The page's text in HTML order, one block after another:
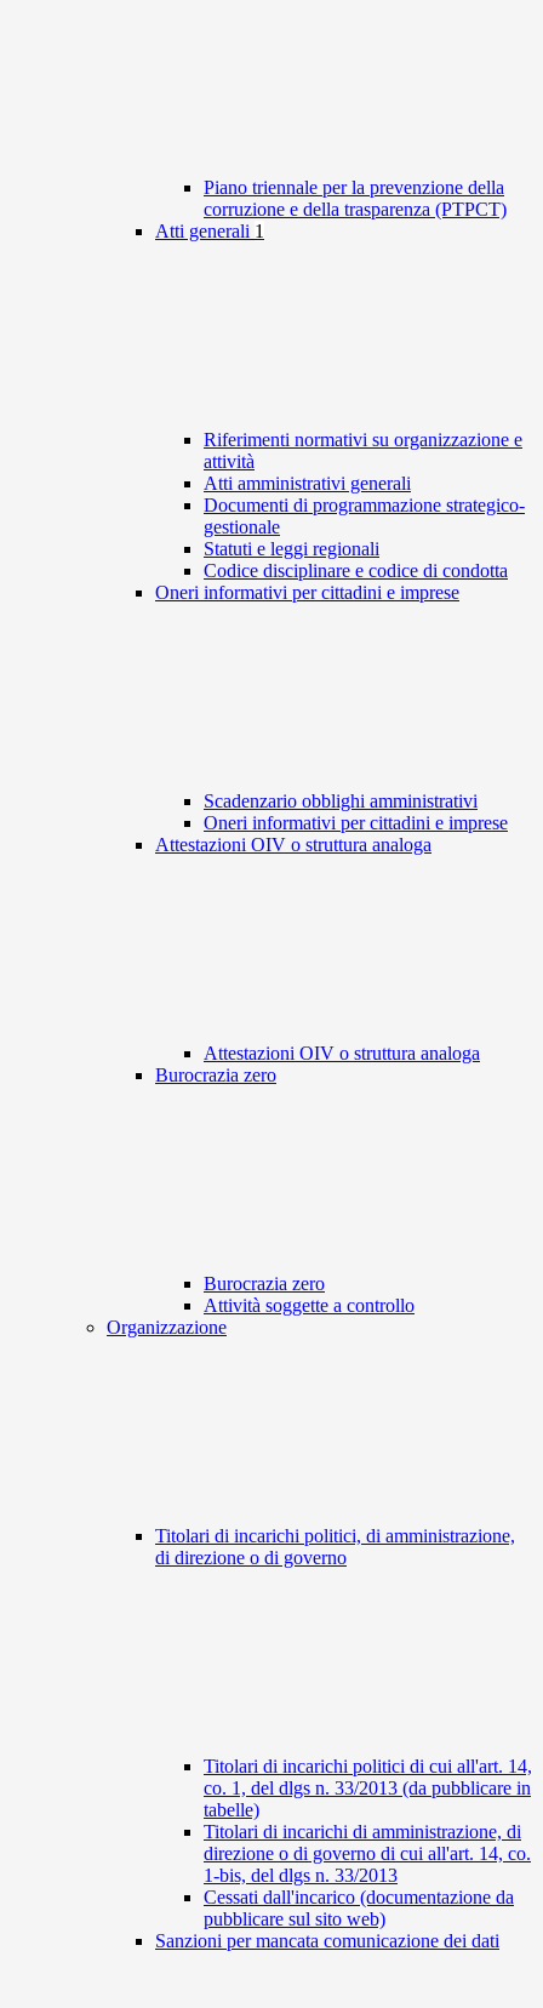
Piano triennale per la prevenzione della
corruzione e della trasparenza (PTPCT)
Atti generali 1
Riferimenti normativi su organizzazione e
attività
Atti amministrativi generali
Documenti di programmazione strategico-
gestionale
Statuti e leggi regionali
Codice disciplinare e codice di condotta
Oneri informativi per cittadini e imprese
Scadenzario obblighi amministrativi
Oneri informativi per cittadini e imprese
Attestazioni OIV o struttura analoga
Attestazioni OIV o struttura analoga
Burocrazia zero
Burocrazia zero
Attività soggette a controllo
Organizzazione
Titolari di incarichi politici, di amministrazione,
di direzione o di governo
Titolari di incarichi politici di cui all'art. 14,
co. 1, del dlgs n. 33/2013 (da pubblicare in
tabelle)
Titolari di incarichi di amministrazione, di
direzione o di governo di cui all'art. 14, co.
1-bis, del dlgs n. 33/2013
Cessati dall'incarico (documentazione da
pubblicare sul sito web)
Sanzioni per mancata comunicazione dei dati